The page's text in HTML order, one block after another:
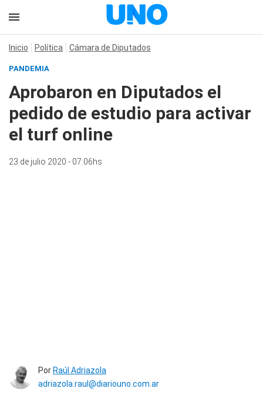
Inicio Política Cámara de Diputados
PANDEMIA
Aprobaron en Diputados el
pedido de estudio para activar
el turf online
23 de julio 2020 - 07:06hs
Por Raúl Adriazola
adriazola.raul@diariouno.com.ar